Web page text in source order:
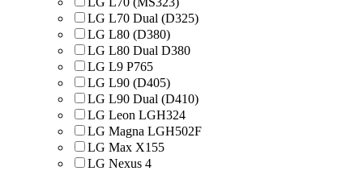
LG L70 Dual (D325)
LG L80 (D380)
LG L80 Dual D380
LG L9 P765
LG L90 (D405)
LG L90 Dual (D410)
LG Leon LGH324
LG Magna LGH502F
LG Max X155
LG Nexus 4